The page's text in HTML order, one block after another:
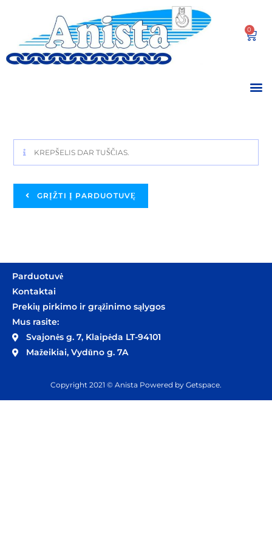
0
KREPŠELIS DAR TUŠČIAS.
GRĮŽTI Į PARDUOTUVĘ
Parduotuvė
Kontaktai
Prekių pirkimo ir grąžinimo sąlygos
Mus rasite:
Svajonės g. 7, Klaipėda LT-94101
Mažeikiai, Vydūno g. 7A
Copyright 2021 © Anista Powered by Getspace.